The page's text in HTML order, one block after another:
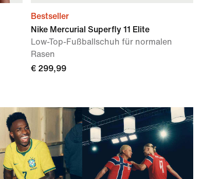
Bestseller
Nike Mercurial Superfly 11 Elite
Low-Top-Fußballschuh für normalen
Rasen
€ 299,99